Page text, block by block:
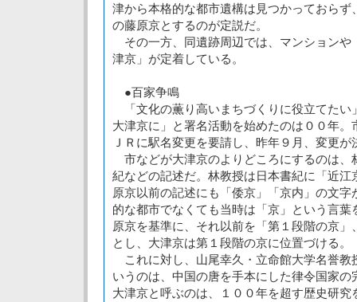
津から本格的な都市遺構は見つかっておらず
の藤原京とするのが定説だ。
その一方、同遺跡周辺では、マンションや
津京」が定着している。
●百家争鳴
「文化の薫り高いまちづくりに役立てたい
大津京に」と署名活動を始めたのは００年
ＪＲに駅名変更を要請し、昨年９月、変更が
市などが大津京のよりどころにするのは、
紀などの記述だ。林教授は日本書紀に「近江
原京以前の記述にも「倭京」「京内」の文
的な都市でなくても当時は「京」という言
原京を基準に、それ以前を「第１段階の京
とし、大津京は第１段階の京に位置づける。
これに対し、山尾幸久・立命館大学名誉教
いうのは、中国の唐を手本にした律令国家
大津京と呼ぶのは、１００年を超す歴史研究